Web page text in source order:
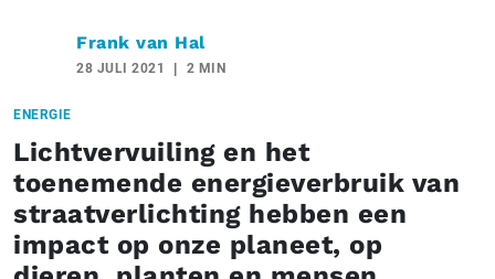
Frank van Hal
28 JULI 2021 2 MIN
ENERGIE
Lichtvervuiling en het
toenemende energieverbruik van
straatverlichting hebben een
impact op onze planeet, op